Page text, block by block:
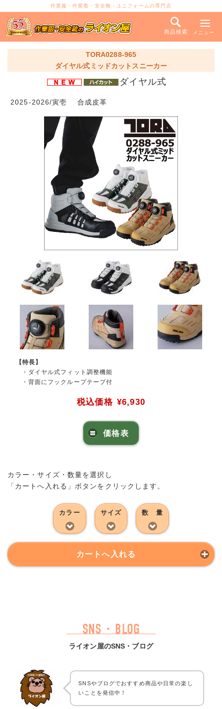
作業服・作業着・安全靴・ユニフォームの専門店
商品検索 メニュー
TORA0288-965
ダイヤル式ミッドカットスニーカー
ダイヤル式
2025-2026/寅壱 合成皮革
【特長】
・ダイヤル式フィット調整機能
・背面にフックループテープ付
税込価格 ¥6,930
価格表
カラー・サイズ・数量を選択し
「カートへ入れる」ボタンをクリックします。
カラー サイズ 数 量
カートへ入れる
SNS・BLOG
ライオン屋のSNS・ブログ
SNSやブログでおすすめ商品や日常の楽し
いことを発信中！